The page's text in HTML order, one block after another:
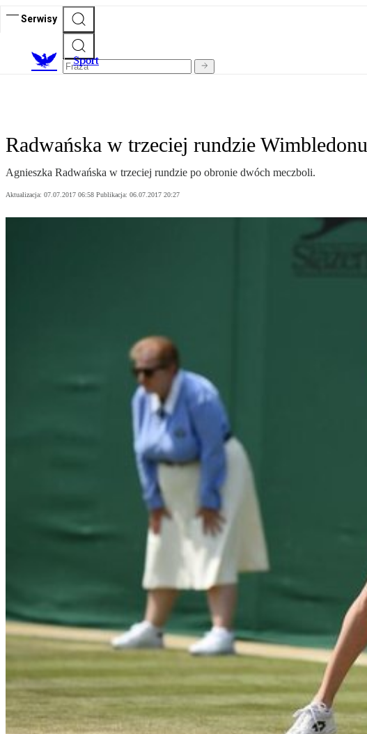
Serwisy
Sport
Radwańska w trzeciej rundzie Wimbledonu
Agnieszka Radwańska w trzeciej rundzie po obronie dwóch meczboli.
Aktualizacja: 07.07.2017 06:58 Publikacja: 06.07.2017 20:27